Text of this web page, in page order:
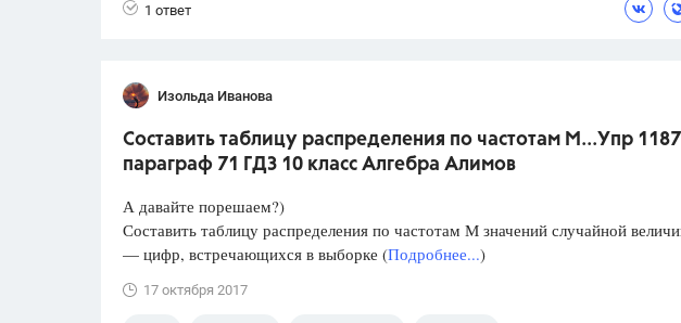
1 ответ
Изольда Иванова
Составить таблицу распределения по частотам М...Упр 1187
параграф 71 ГДЗ 10 класс Алгебра Алимов
А давайте порешаем?)
Составить таблицу распределения по частотам М значений случайной
— цифр, встречающихся в выборке (Подробнее...)
17 октября 2017